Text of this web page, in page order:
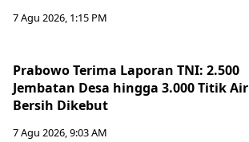
7 Agu 2026, 1:15 PM
Prabowo Terima Laporan TNI: 2.500
Jembatan Desa hingga 3.000 Titik Air
Bersih Dikebut
7 Agu 2026, 9:03 AM